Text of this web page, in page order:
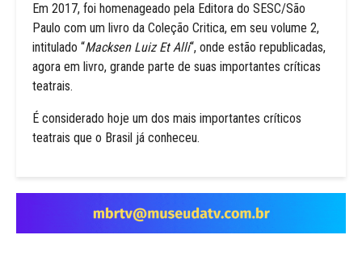
Em 2017, foi homenageado pela Editora do SESC/São
Paulo com um livro da Coleção Critica, em seu volume 2,
intitulado “Macksen Luiz Et Alli“, onde estão republicadas,
agora em livro, grande parte de suas importantes críticas
teatrais.
É considerado hoje um dos mais importantes críticos
teatrais que o Brasil já conheceu.